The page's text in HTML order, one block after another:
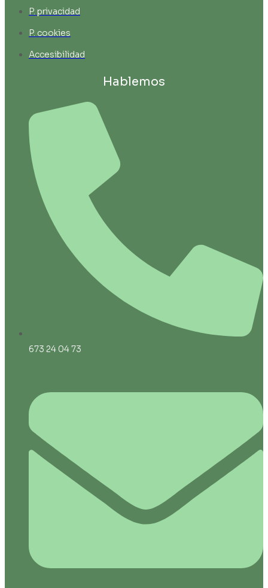
P. privacidad
P. cookies
Accesibilidad
Hablemos
673 24 04 73